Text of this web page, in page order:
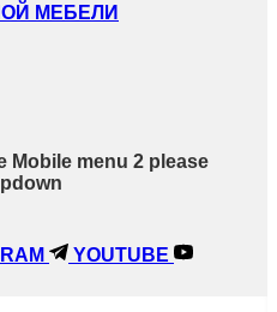
МЕБЕЛИ
Mobile menu 2 please
YOUTUBE